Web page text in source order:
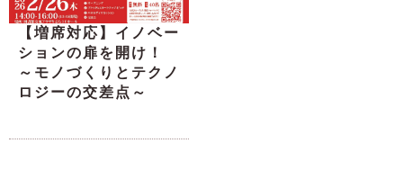
【増席対応】イノベー
ションの扉を開け！
～モノづくりとテクノ
ロジーの交差点～